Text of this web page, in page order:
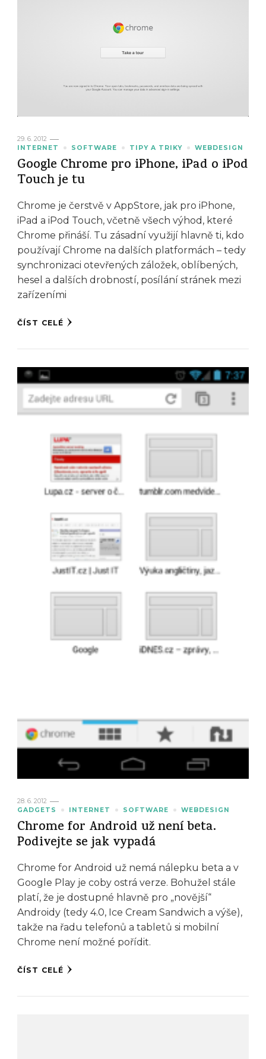
29. 6. 2012
INTERNET
SOFTWARE TIPY A TRIKY WEBDESIGN
Google Chrome pro iPhone, iPad o iPod
Touch je tu
Chrome je čerstvě v AppStore, jak pro iPhone,
iPad a iPod Touch, včetně všech výhod, které
Chrome přináší. Tu zásadní využijí hlavně ti, kdo
používají Chrome na dalších platformách – tedy
synchronizaci otevřených záložek, oblíbených,
hesel a dalších drobností, posílání stránek mezi
zařízeními
ČÍST CELÉ
28. 6. 2012
GADGETS
INTERNET SOFTWARE WEBDESIGN
Chrome for Android už není beta.
Podivejte se jak vypadá
Chrome for Android už nemá nálepku beta a v
Google Play je coby ostrá verze. Bohužel stále
platí, že je dostupné hlavně pro „novější“
Androidy (tedy 4.0, Ice Cream Sandwich a výše),
takže na řadu telefonů a tabletů si mobilní
Chrome není možné pořídit.
ČÍST CELÉ